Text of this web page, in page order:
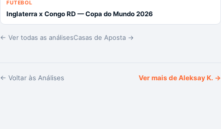
FUTEBOL
Inglaterra x Congo RD — Copa do Mundo 2026
← Ver todas as análisesCasas de Aposta →
← Voltar às Análises Ver mais deAleksay K. →